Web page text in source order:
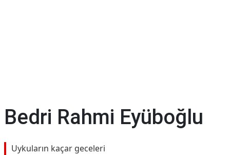
Bedri Rahmi Eyüboğlu
Uykuların kaçar geceleri